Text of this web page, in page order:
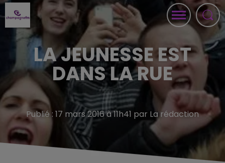
LA JEUNESSE EST
DANS LA RUE
Publié : 17 mars 2016 à 11h41 par La rédaction